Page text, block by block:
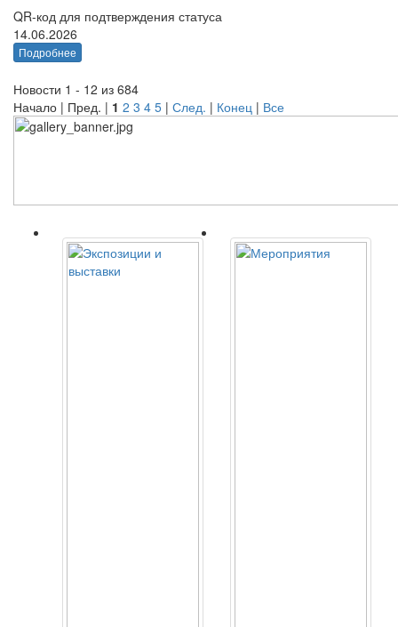
QR-код для подтверждения статуса
14.06.2026
Подробнее
Новости 1 - 12 из 684
Начало | Пред. | 1 2 3 4 5 | След. | Конец | Все